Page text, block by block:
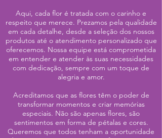
Aqui, cada flor é tratada com o carinho e
respeito que merece. Prezamos pela qualidade
em cada detalhe, desde a seleção dos nossos
produtos até o atendimento personalizado que
oferecemos. Nossa equipe está comprometida
em entender e atender às suas necessidades
com dedicação, sempre com um toque de
alegria e amor.
Acreditamos que as flores têm o poder de
transformar momentos e criar memórias
especiais. Não são apenas flores, são
sentimentos em forma de pétalas e cores.
Queremos que todos tenham a oportunidade